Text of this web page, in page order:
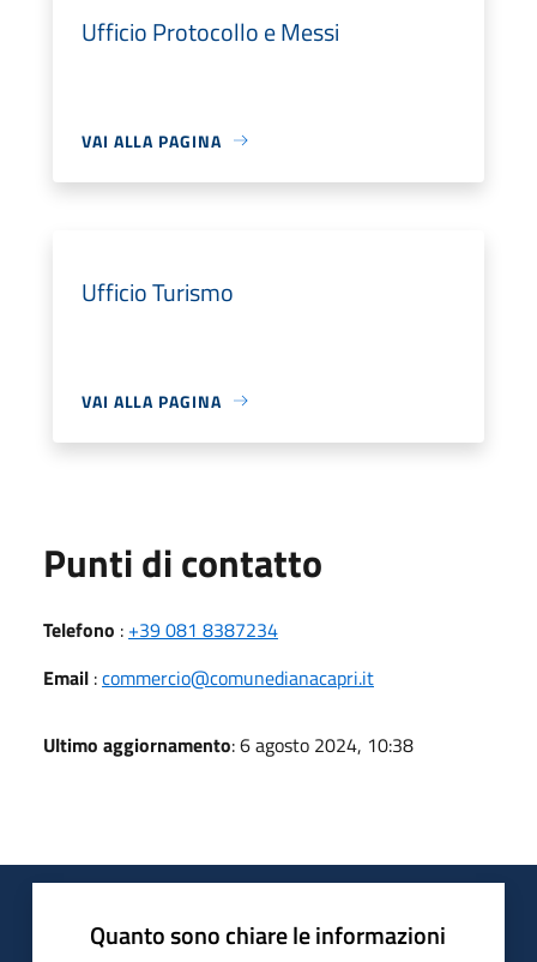
Ufficio Protocollo e Messi
VAI ALLA PAGINA
Ufficio Turismo
VAI ALLA PAGINA
Punti di contatto
Telefono : +39 081 8387234
Email :commercio@comunedianacapri.it
Ultimo aggiornamento: 6 agosto 2024, 10:38
Quanto sono chiare le informazioni